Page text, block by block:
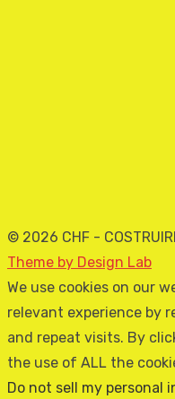
© 2026 CHF -
Theme by Design Lab
We use cookies on our
relevant experience by
and repeat visits. By
the use of ALL the
Do not sell my personal